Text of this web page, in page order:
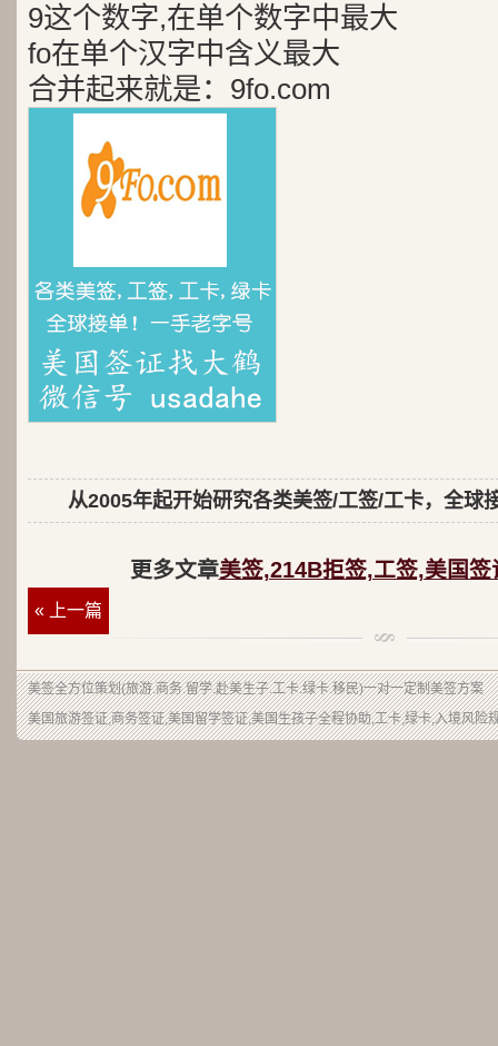
9这个数字,在单个数字中最大
fo在单个汉字中含义最大
合并起来就是：9fo.com
从2005年起开始研究各类美签/工签/工卡，全球
更多文章美签,214B拒签,工签,美国
« 上一篇
美签全方位策划(旅游.商务.留学.赴美生子.工卡.绿卡.移民)一对一定制美签方案
美国旅游签证,商务签证,美国留学签证,美国生孩子全程协助,工卡,绿卡,入境风险